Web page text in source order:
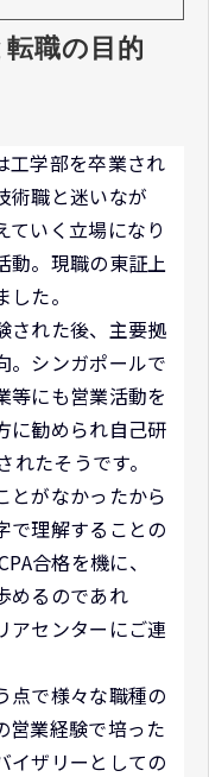
職の目的
工学部を卒業され
術職と迷いなが
ていく立場になり
動。現職の東証上
た。
された後、主要拠
。シンガポールで
等にも営業活動を
に勧められ自己研
たそうです。
とがなかったから
で理解することの
合格を機に、
めるのであれ
センターにご連
点で様々な職種の
営業経験で培った
イザリーとしての